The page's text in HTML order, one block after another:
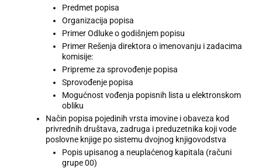
Predmet popisa
Organizacija popisa
Primer Odluke o godišnjem popisu
Primer Rešenja direktora o imenovanju i zadacima
komisije:
Pripreme za sprovođenje popisa
Sprovođenje popisa
Mogućnost vođenja popisnih lista u elektronskom
obliku
Način popisa pojedinih vrsta imovine i obaveza kod
privrednih društava, zadruga i preduzetnika koji vode
poslovne knjige po sistemu dvojnog knjigovodstva
Popis upisanog a neuplaćenog kapitala (računi
grupe 00)